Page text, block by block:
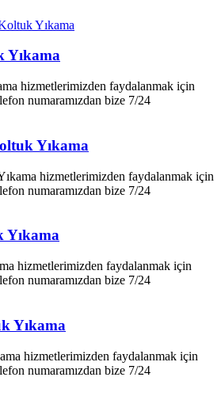
Yıkama
Yıkama
hizmetlerimizden faydalanmak için
numaramızdan bize 7/24
Yıkama
hizmetlerimizden faydalanmak için
numaramızdan bize 7/24
Yıkama
hizmetlerimizden faydalanmak için
numaramızdan bize 7/24
Yıkama
hizmetlerimizden faydalanmak için
numaramızdan bize 7/24